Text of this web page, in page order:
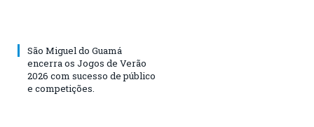
São Miguel do Guamá
encerra os Jogos de Verão
2026 com sucesso de público
e competições.